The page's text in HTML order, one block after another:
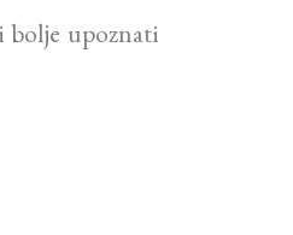
bolje upoznati